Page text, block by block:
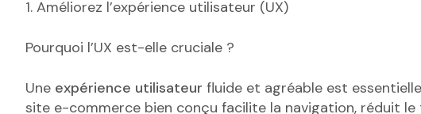
1. Améliorez l’expérience utilisateur (UX)
Pourquoi l’UX est-elle cruciale ?
Une expérience utilisateur fluide et agréable est
site e-commerce bien conçu facilite la navigation, réduit